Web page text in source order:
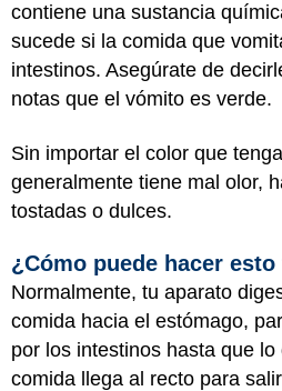
contiene una sustancia
sucede si la comida que
intestinos. Asegúrate de
notas que el vómito es verde.
Sin importar el color que
generalmente tiene mal olor,
tostadas o dulces.
¿Cómo puede hacer
Normalmente, tu aparato
comida hacia el estómago,
por los intestinos hasta que
comida llega al recto para